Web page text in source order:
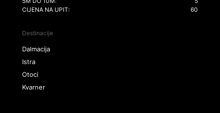
CIJENA NA UPIT:
60
Destinacije
Dalmacija
Istra
Otoci
Kvarner